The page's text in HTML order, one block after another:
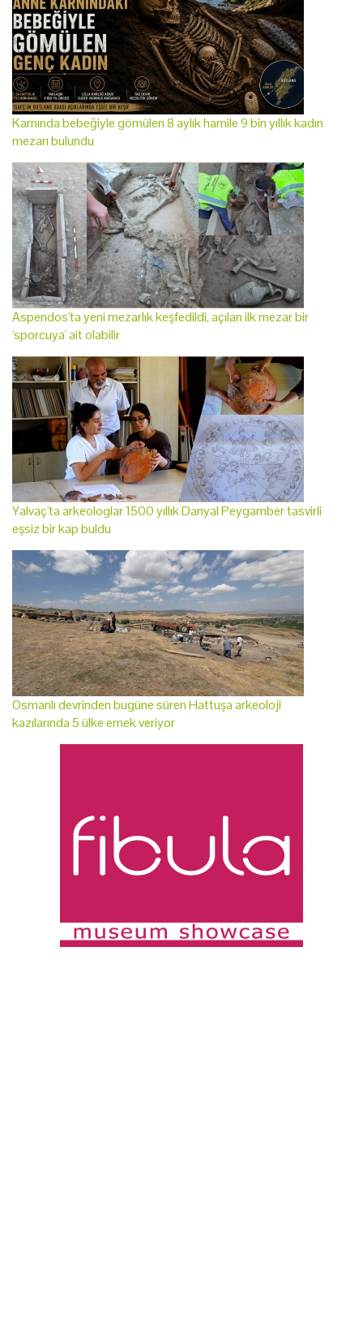
Karnında bebeğiyle gömülen 8 aylık hamile 9 bin yıllık kadın
mezarı bulundu
Aspendos'ta yeni mezarlık keşfedildi, açılan ilk mezar bir
'sporcuya' ait olabilir
Yalvaç'ta arkeologlar 1500 yıllık Danyal Peygamber tasvirli
eşsiz bir kap buldu
Osmanlı devrinden bugüne süren Hattuşa arkeoloji
kazılarında 5 ülke emek veriyor